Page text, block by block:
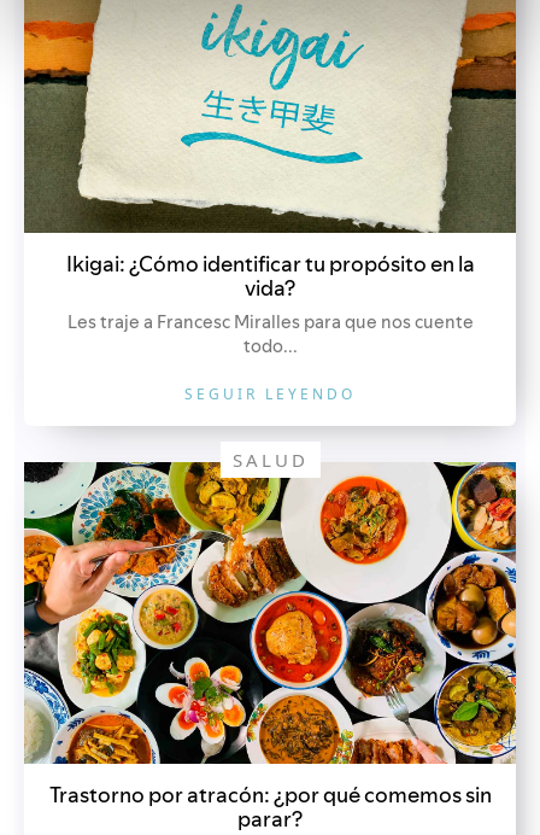
Ikigai: ¿Cómo identificar tu propósito en la
vida?
Les traje a Francesc Miralles para que nos cuente
todo...
SEGUIR LEYENDO
SALUD
Trastorno por atracón: ¿por qué comemos sin
parar?